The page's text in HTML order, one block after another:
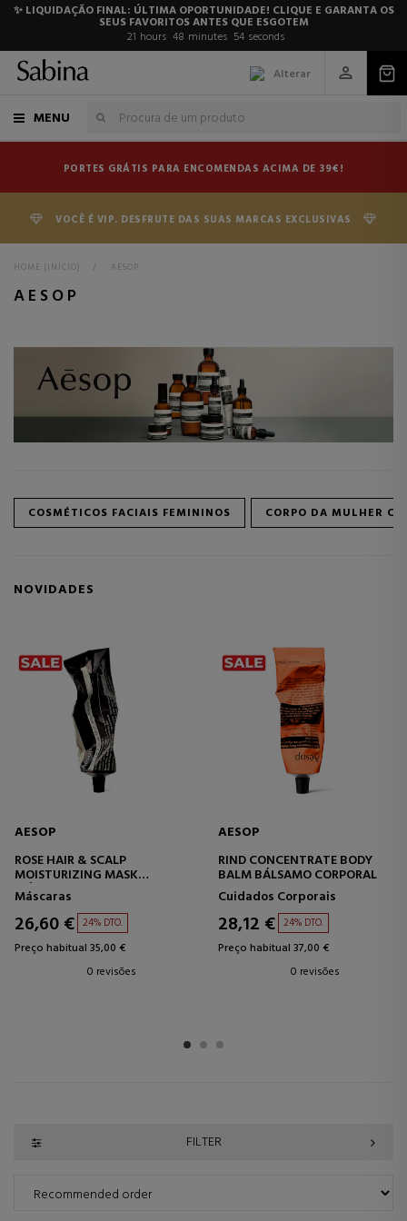
✨ LIQUIDAÇÃO FINAL: ÚLTIMA OPORTUNIDADE! CLIQUE E GARANTA OS
SEUS FAVORITOS ANTES QUE ESGOTEM
21 hours 48 minutes 53 seconds
Alterar
MENU
PORTES GRÁTIS PARA ENCOMENDAS ACIMA DE 39€!
VOCÊ É VIP. DESFRUTE DAS SUAS MARCAS EXCLUSIVAS
HOME (INÍCIO) > AESOP
AESOP
COSMÉTICOS FACIAIS FEMININOS CORPO DA MULHER
NOVIDADES
AESOP
ROSE HAIR & SCALP
MOISTURIZING MASK
MÁSCARA CAPILAR
HIDRATANTE
Máscaras
26,60 € 24% DTO.
Preço habitual 35,00 €
0 revisões
AESOP
RIND CONCENTRATE BODY
BALM BÁLSAMO CORPORAL
Cuidados Corporais
28,12 € 24% DTO.
Preço habitual 37,00 €
0 revisões
FILTER